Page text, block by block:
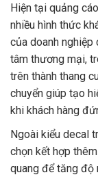
Hiện tại quảng
nhiều hình thức
của doanh
tâm thương mại,
trên thành thang
chuyển giúp tạo
khi khách hàng
Ngoài kiểu decal
chọn kết hợp
quang để tăng độ